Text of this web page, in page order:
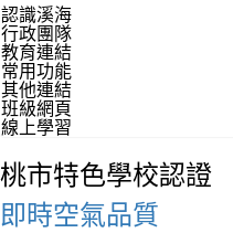
認識溪海
行政團隊
教育連結
常用功能
其他連結
班級網頁
線上學習
桃市特色學校認證
即時空氣品質